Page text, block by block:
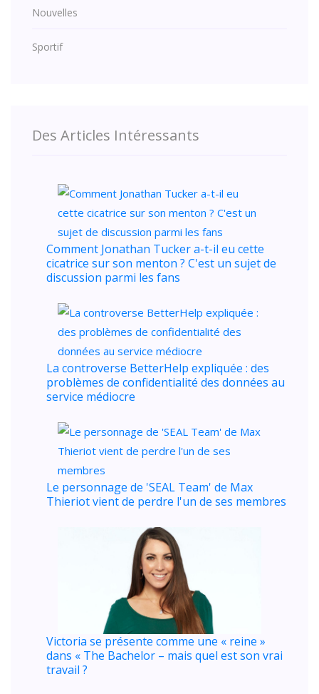
Nouvelles
Sportif
Des Articles Intéressants
Comment Jonathan Tucker a-t-il eu cette
cicatrice sur son menton ? C'est un sujet de
discussion parmi les fans
La controverse BetterHelp expliquée : des
problèmes de confidentialité des données au
service médiocre
Le personnage de 'SEAL Team' de Max
Thieriot vient de perdre l'un de ses membres
Victoria se présente comme une « reine »
dans « The Bachelor – mais quel est son vrai
travail ?